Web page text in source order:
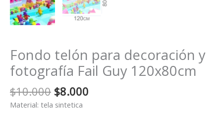
Fondo telón para decoración y
fotografía Fail Guy 120x80cm
$10.000 El
precio
$8.000
Material: tela sintetica